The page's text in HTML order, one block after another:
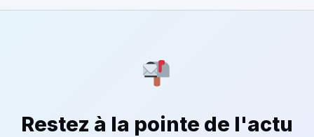
Restez à la pointe de l'actu